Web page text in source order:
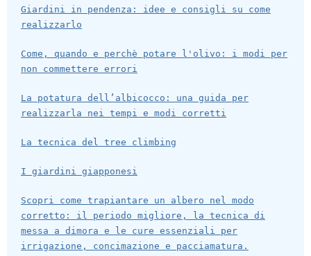
Giardini in pendenza: idee e consigli su come
realizzarlo
Come, quando e perchè potare l'olivo: i modi per
non commettere errori
La potatura dell’albicocco: una guida per
realizzarla nei tempi e modi corretti
La tecnica del tree climbing
I giardini giapponesi
Scopri come trapiantare un albero nel modo
corretto: il periodo migliore, la tecnica di
messa a dimora e le cure essenziali per
irrigazione, concimazione e pacciamatura.